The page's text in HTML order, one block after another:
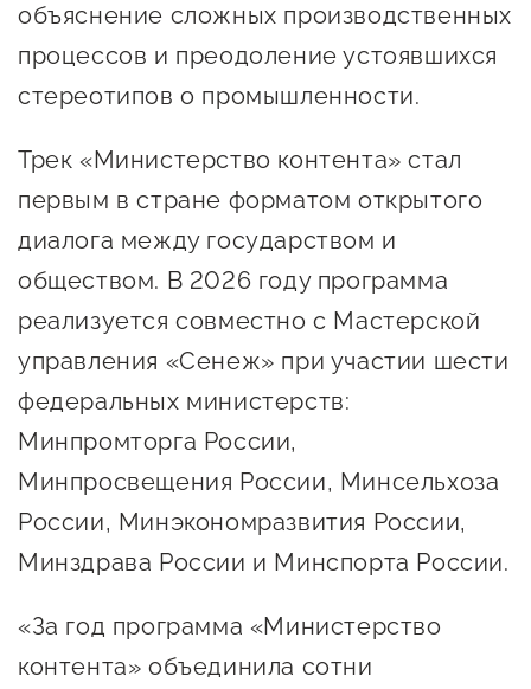
О центре
Поддержка центра
Онлайн-витрина
Центр образовательных
программ и молодежного
предпринимательства
О центре
предпринимателей
Проекты
Поддержка центра
Истории успеха
Центр инноваций
социальной сферы
О центре
Поддержка центра
Календарь
мероприятий для
предпринимателей
Истории успеха
социальной сфере
Центр финансовой
О центре
Проекты
Поддержка центра
Центр инновационно-
технологического и
креативного
предпринимательства
О центре
Обучающие
Проекты
Поддержка центра
Центр поддержки экспорта
Справочник
предпринимателя
объяснение сложных производственных
процессов и преодоление устоявшихся
стереотипов о промышленности.
Трек «Министерство контента» стал
первым в стране форматом открытого
диалога между государством и
обществом. В 2026 году программа
реализуется совместно с Мастерской
управления «Сенеж» при участии шести
федеральных министерств:
Минпромторга России,
Минпросвещения России, Минсельхоза
России, Минэкономразвития России,
Минздрава России и Минспорта России.
«За год программа «Министерство
контента» объединила сотни